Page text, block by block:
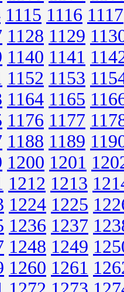
1115 1116 1117
1128 1129
1140 1141
1152 1153
1164 1165
1176 1177
1188 1189
1200 1201
1212 1213
1224 1225
1236 1237
1248 1249
1260 1261